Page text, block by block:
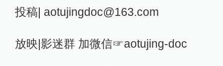
投稿| aotujingdoc@163.com
放映|影迷群 加微信☞aotujing-doc